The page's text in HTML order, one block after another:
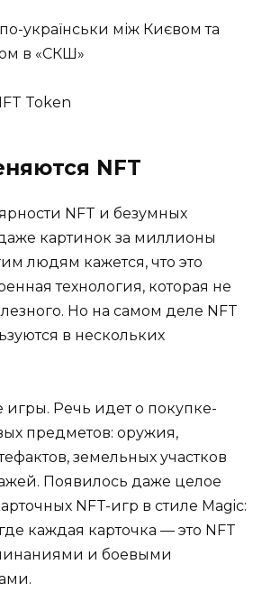
українськи між Києвом та
в «СКШ»
NFT
NFT и безумных
картинок за миллионы
людям кажется, что это
технология, которая не
Но на самом деле NFT
в нескольких
Речь идет о покупке-
предметов: оружия,
земельных участков
Появилось даже целое
NFT-игр в стиле Magic:
каждая карточка — это NFT
и боевыми